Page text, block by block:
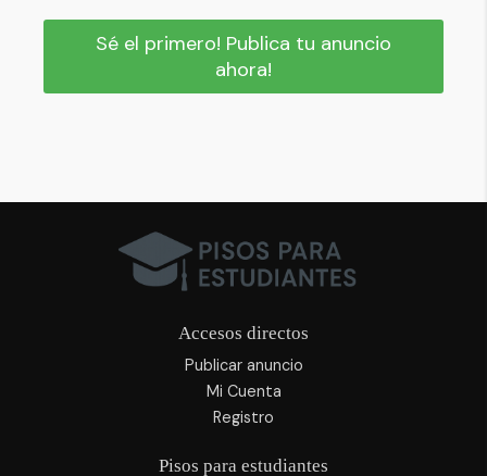
Sé el primero! Publica tu anuncio
ahora!
Accesos directos
Publicar anuncio
Mi Cuenta
Registro
Pisos para estudiantes